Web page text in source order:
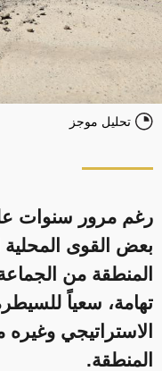
تحليل موجز
رغم مرور سنوات
بعض القوى المحلية
المنطقة من
تهامة، سعياً
الاستراتيجي
المنطقة.